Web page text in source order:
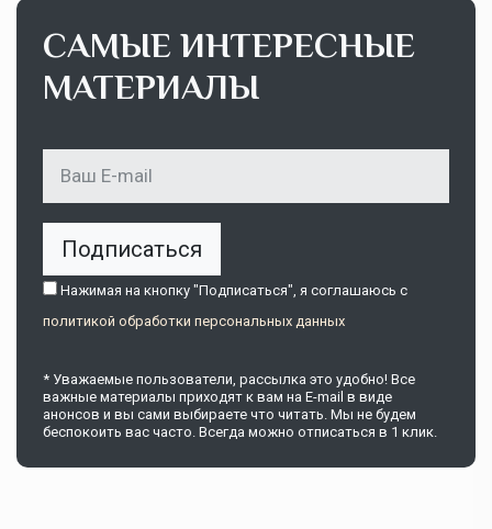
САМЫЕ ИНТЕРЕСНЫЕ
МАТЕРИАЛЫ
Подписаться
Нажимая на кнопку "Подписаться", я соглашаюсь c
политикой обработки персональных данных
* Уважаемые пользователи, рассылка это удобно! Все
важные материалы приходят к вам на E-mail в виде
анонсов и вы сами выбираете что читать. Мы не будем
беспокоить вас часто. Всегда можно отписаться в 1 клик.